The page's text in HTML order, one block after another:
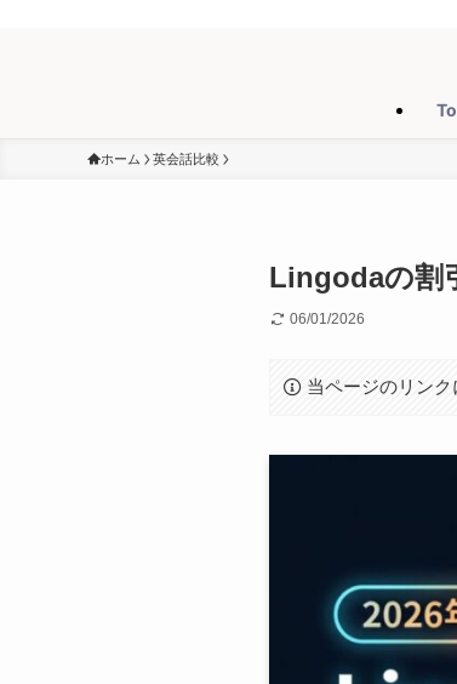
ホーム 英会話比較
Lingodaの割
06/01/2026
当ページのリンク